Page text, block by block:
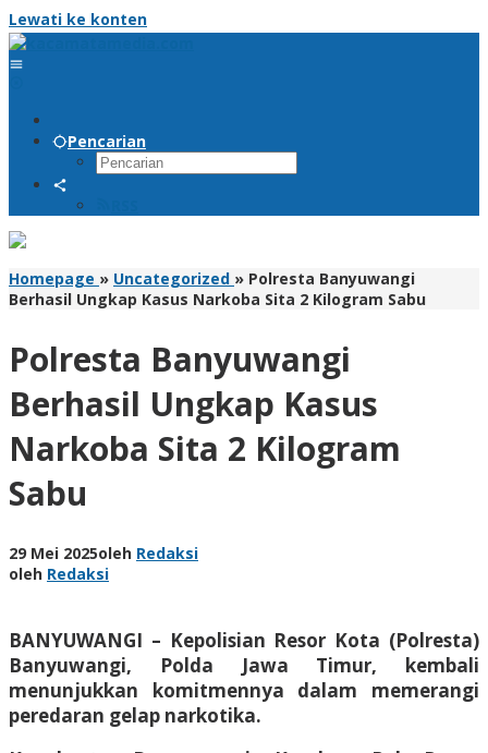
Lewati ke konten
Pencarian
Homepage » Uncategorized » Polresta Banyuwangi
Berhasil Ungkap Kasus Narkoba Sita 2 Kilogram Sabu
Polresta Banyuwangi
Berhasil Ungkap Kasus
Narkoba Sita 2 Kilogram
Sabu
29 Mei 2025oleh Redaksi
oleh Redaksi
BANYUWANGI – Kepolisian Resor Kota (Polresta)
Banyuwangi, Polda Jawa Timur, kembali
menunjukkan komitmennya dalam memerangi
peredaran gelap narkotika.